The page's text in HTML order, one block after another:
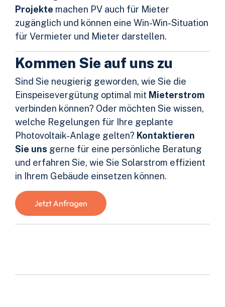
Projekte machen PV auch für Mieter
zugänglich und können eine Win-Win-Situation
für Vermieter und Mieter darstellen.
Kommen Sie auf uns zu
Sind Sie neugierig geworden, wie Sie die
Einspeisevergütung optimal mit Mieterstrom
verbinden können? Oder möchten Sie wissen,
welche Regelungen für Ihre geplante
Photovoltaik-Anlage gelten? Kontaktieren
Sie uns gerne für eine persönliche Beratung
und erfahren Sie, wie Sie Solarstrom effizient
in Ihrem Gebäude einsetzen können.